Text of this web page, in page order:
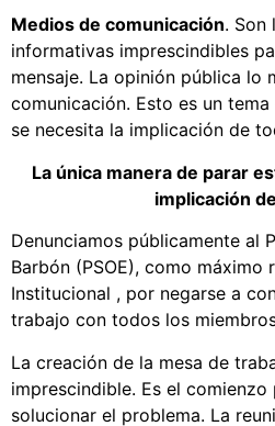
Medios de comunicación. Son
informativas imprescindibles
mensaje. La opinión pública lo
comunicación. Esto es un
se necesita la implicación de
La única manera de parar
implicación
Denunciamos públicamente al
Barbón (PSOE), como máximo
Institucional , por negarse a
trabajo con todos los
La creación de la mesa de
imprescindible. Es el comienzo
solucionar el problema. La